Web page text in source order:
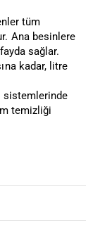
tüm
Ana besinlere
sağlar.
kadar, litre
sistemlerinde
temizliği